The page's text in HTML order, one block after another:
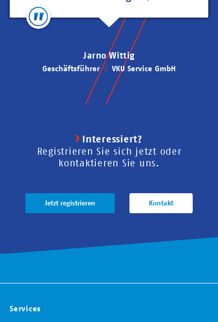
Jarno Wittig
Geschäftsführer VKU Service GmbH
Interessiert?
Registrieren Sie sich jetzt oder
kontaktieren Sie uns.
Jetzt registrieren Kontakt
Services